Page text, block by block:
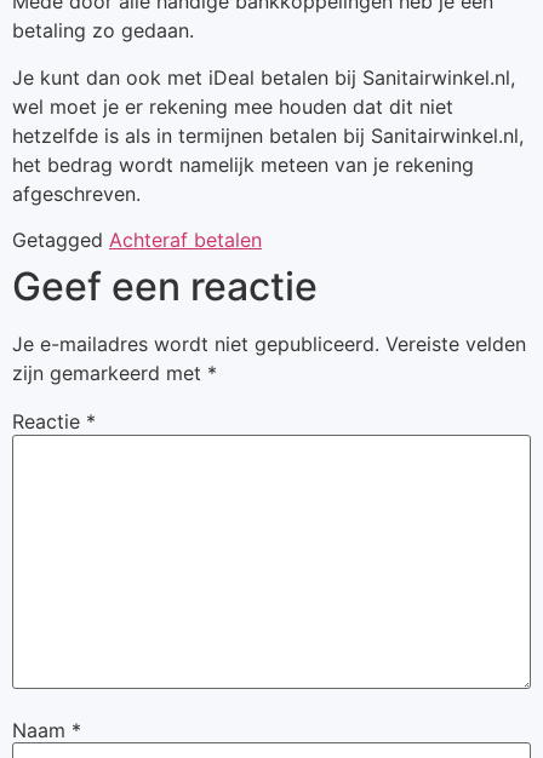
betaling zo gedaan.
Je kunt dan ook met iDeal betalen bij Sanitairwinkel.nl,
wel moet je er rekening mee houden dat dit niet
hetzelfde is als in termijnen betalen bij Sanitairwinkel.nl,
het bedrag wordt namelijk meteen van je rekening
afgeschreven.
Getagged Achteraf betalen
Geef een reactie
Je e-mailadres wordt niet gepubliceerd. Vereiste velden
zijn gemarkeerd met *
Reactie *
Naam *